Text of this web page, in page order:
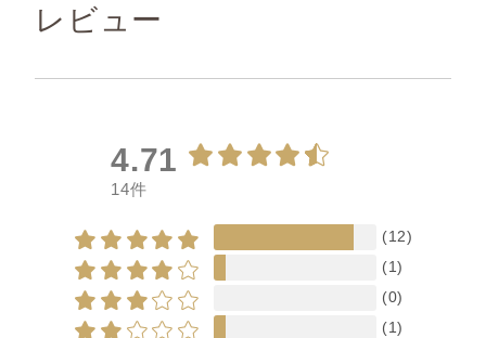
レビュー
4.71
14件
(12)
(1)
(0)
(1)